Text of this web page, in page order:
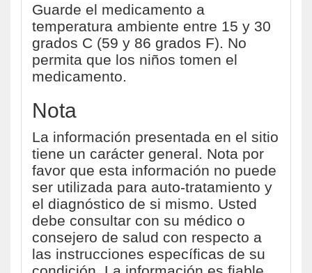
Guarde el medicamento a
temperatura ambiente entre 15 y 30
grados C (59 y 86 grados F). No
permita que los niños tomen el
medicamento.
Nota
La información presentada en el sitio
tiene un carácter general. Nota por
favor que esta información no puede
ser utilizada para auto-tratamiento y
el diagnóstico de si mismo. Usted
debe consultar con su médico o
consejero de salud con respecto a
las instrucciones específicas de su